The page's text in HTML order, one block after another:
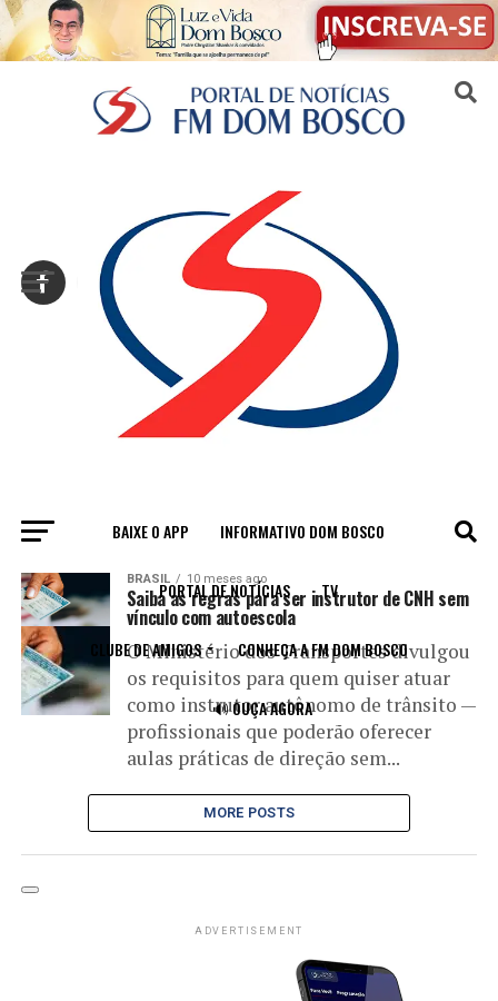
BAIXE O APP INFORMATIVO DOM BOSCO
PORTAL DE NOTÍCIAS TV
CLUBE DE AMIGOS CONHEÇA A FM DOM BOSCO
🔊 OUÇA AGORA
All posts tagged "autoscola"
BRASIL 10 meses ago
Saiba as regras para ser instrutor de CNH sem
vínculo com autoescola
O Ministério dos Transportes divulgou
os requisitos para quem quiser atuar
como instrutor autônomo de trânsito —
profissionais que poderão oferecer
aulas práticas de direção sem...
MORE POSTS
ADVERTISEMENT
Sair da versão mobile